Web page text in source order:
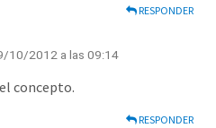
RESPONDER
10/2012 a las 09:14
concepto.
RESPONDER